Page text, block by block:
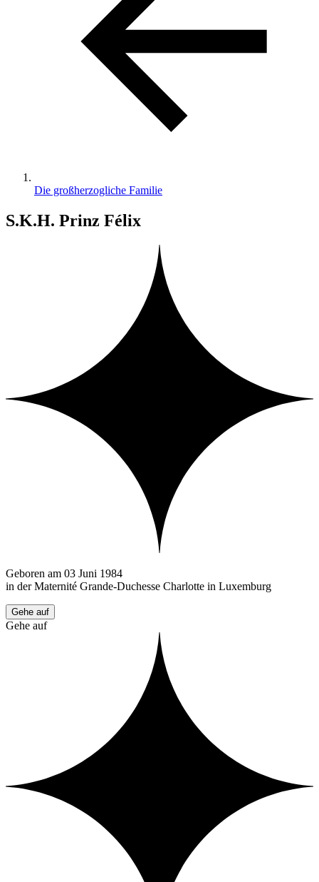
Die großherzogliche Familie
S.K.H. Prinz Félix
Geboren am 03 Juni 1984
in der Maternité Grande-Duchesse Charlotte in Luxemburg
Gehe auf
Gehe auf